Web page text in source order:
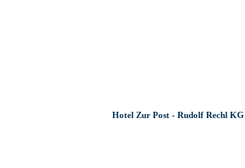
Hotel Zur Post - Rudolf Rechl KG